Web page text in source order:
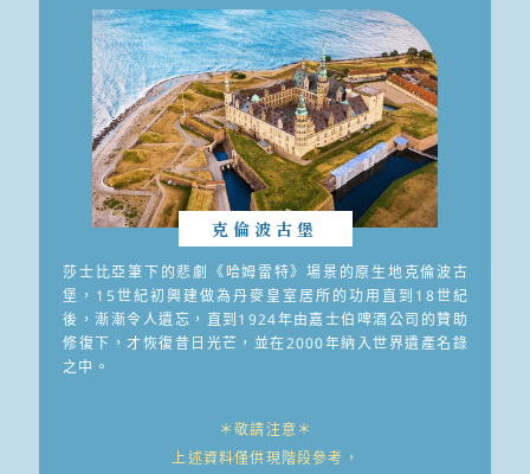
克倫波古堡
莎士比亞筆下的悲劇《哈姆雷特》場景的原生地克倫波古
堡，15世紀初興建做為丹麥皇室居所的功用直到18世紀
後，漸漸令人遺忘，直到1924年由嘉士伯啤酒公司的贊助
修復下，才恢復昔日光芒，並在2000年納入世界遺產名錄
之中。
＊敬請注意＊
上述資料僅供現階段參考，